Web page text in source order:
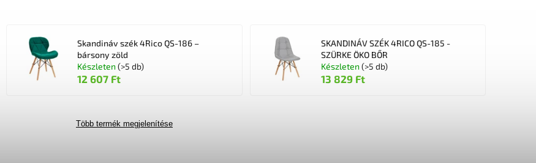
Skandináv szék 4Rico QS-186 –
bársony zöld
Készleten(>5 db)
12 607 Ft
SKANDINÁV SZÉK 4RICO QS-185 -
SZÜRKE ÖKO BŐR
Készleten (>5 db)
13 829 Ft
Több termék megjelenítése